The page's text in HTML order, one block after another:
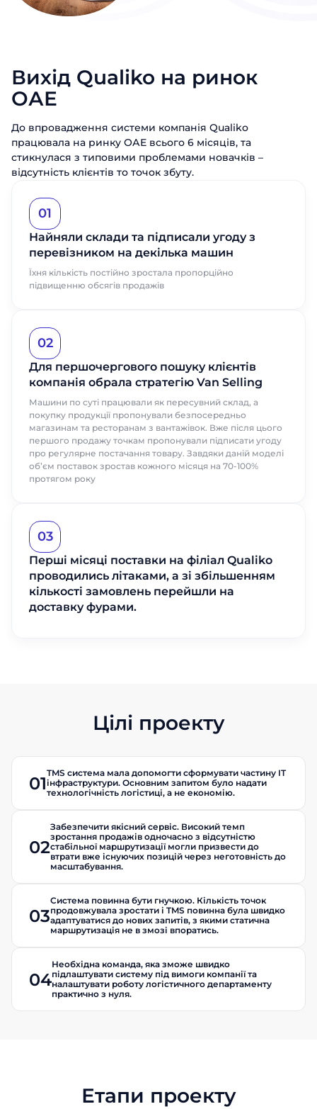
Вихід Qualiko на ринок
ОАЕ
До впровадження системи компанія Qualiko
працювала на ринку ОАЕ всього 6 місяців, та
стикнулася з типовими проблемами новачків –
відсутність клієнтів то точок збуту.
01
Найняли склади та підписали угоду з
перевізником на декілька машин
Їхня кількість постійно зростала пропорційно
підвищенню обсягів продажів
02
Для першочергового пошуку клієнтів
компанія обрала стратегію Van Selling
Машини по суті працювали як пересувний склад, а
покупку продукції пропонували безпосередньо
магазинам та ресторанам з вантажівок. Вже після цього
першого продажу точкам пропонували підписати угоду
про регулярне постачання товару. Завдяки даній моделі
обʼєм поставок зростав кожного місяця на 70-100%
протягом року
03
Перші місяці поставки на філіал Qualiko
проводились літаками, а зі збільшенням
кількості замовлень перейшли на
доставку фурами.
Цілі проекту
01TMS система мала допомогти сформувати частину IT
інфраструктури. Основним запитом було надати
технологічність логістиці, а не економію.
02
Забезпечити якісний сервіс. Високий темп
зростання продажів одночасно з відсутністю
стабільної маршрутизації могли призвести до
втрати вже існуючих позицій через неготовність до
масштабування.
03
Система повинна бути гнучкою. Кількість точок
продовжувала зростати і TMS повинна була швидко
адаптуватися до нових запитів, з якими статична
маршрутизація не в змозі впоратись.
04
Необхідна команда, яка зможе швидко
підлаштувати систему під вимоги компанії та
налаштувати роботу логістичного департаменту
практично з нуля.
Етапи проекту